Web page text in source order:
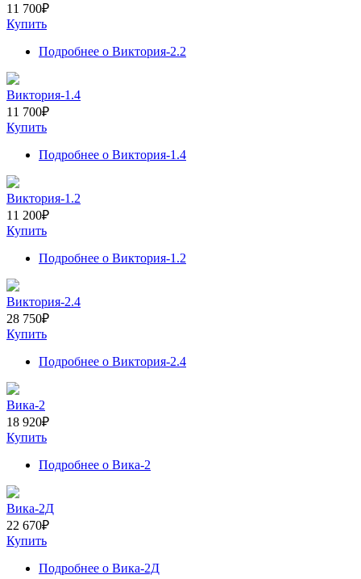
11 700₽
Купить
Подробнее о Виктория-2.2
Виктория-1.4
11 700₽
Купить
Подробнее о Виктория-1.4
Виктория-1.2
11 200₽
Купить
Подробнее о Виктория-1.2
Виктория-2.4
28 750₽
Купить
Подробнее о Виктория-2.4
Вика-2
18 920₽
Купить
Подробнее о Вика-2
Вика-2Д
22 670₽
Купить
Подробнее о Вика-2Д